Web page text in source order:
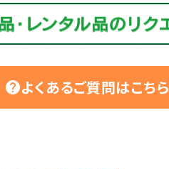
helpよくあるご質問はこちら